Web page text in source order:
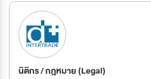
นิติกร / กฎหมาย (Legal)